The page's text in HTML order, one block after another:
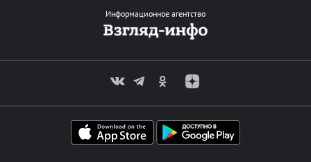
Информационное агентство